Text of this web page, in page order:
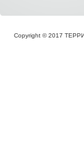
Copyright © 2017